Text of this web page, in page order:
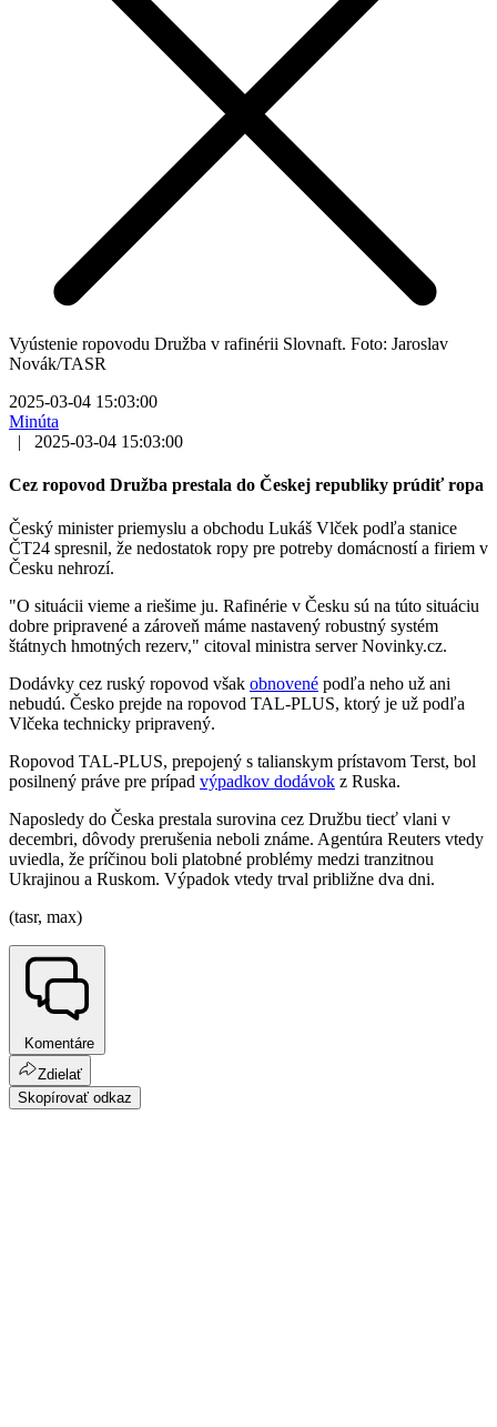
Vyústenie ropovodu Družba v rafinérii Slovnaft. Foto: Jaroslav
Novák/TASR
2025-03-04 15:03:00
Minúta
|
2025-03-04 15:03:00
Cez ropovod Družba prestala do Českej republiky prúdiť ropa
Český minister priemyslu a obchodu Lukáš Vlček podľa stanice
ČT24 spresnil, že nedostatok ropy pre potreby domácností a firiem v
Česku nehrozí.
"O situácii vieme a riešime ju. Rafinérie v Česku sú na túto situáciu
dobre pripravené a zároveň máme nastavený robustný systém
štátnych hmotných rezerv," citoval ministra server Novinky.cz.
Dodávky cez ruský ropovod však obnovené podľa neho už ani
nebudú. Česko prejde na ropovod TAL-PLUS, ktorý je už podľa
Vlčeka technicky pripravený.
Ropovod TAL-PLUS, prepojený s talianskym prístavom Terst, bol
posilnený práve pre prípad výpadkov dodávok z Ruska.
Naposledy do Česka prestala surovina cez Družbu tiecť vlani v
decembri, dôvody prerušenia neboli známe. Agentúra Reuters vtedy
uviedla, že príčinou boli platobné problémy medzi tranzitnou
Ukrajinou a Ruskom. Výpadok vtedy trval približne dva dni.
(tasr, max)
Komentáre
Zdielať
Skopírovať odkaz